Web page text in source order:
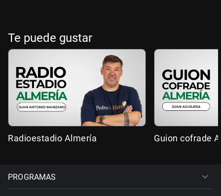
Te puede gustar
Radioestadio Almería Guion cofrade
PROGRAMAS